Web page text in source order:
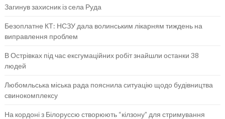
Загинув захисник із села Руда
Безоплатне КТ: НСЗУ дала волинським лікарням тиждень на
виправлення проблем
В Острівках під час ексгумаційних робіт знайшли останки 38
людей
Любомльська міська рада пояснила ситуацію щодо будівництва
свинокомплексу
На кордоні з Білоруссю створюють “кілзону” для стримування